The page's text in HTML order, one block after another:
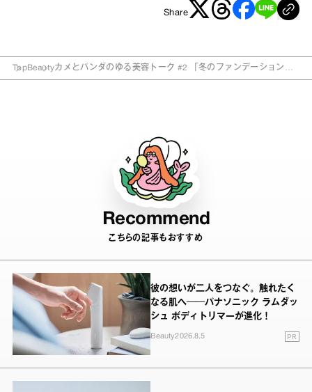
Share
TopBeautyカメとパンダのゆる美容トーク #2 「冬のファンデーション、
Recommend
こちらの記事もおすすめ
彼の想いが二人をつなぐ。触れたく
なる肌へ──パナソニック ラムダッ
シュ ボディトリマーが進化！
Beauty2026.8.5 PR